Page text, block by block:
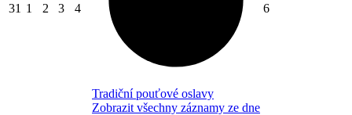
31 1 2 3 4
Tradiční pouťové oslavy
Zobrazit všechny záznamy ze dne
6